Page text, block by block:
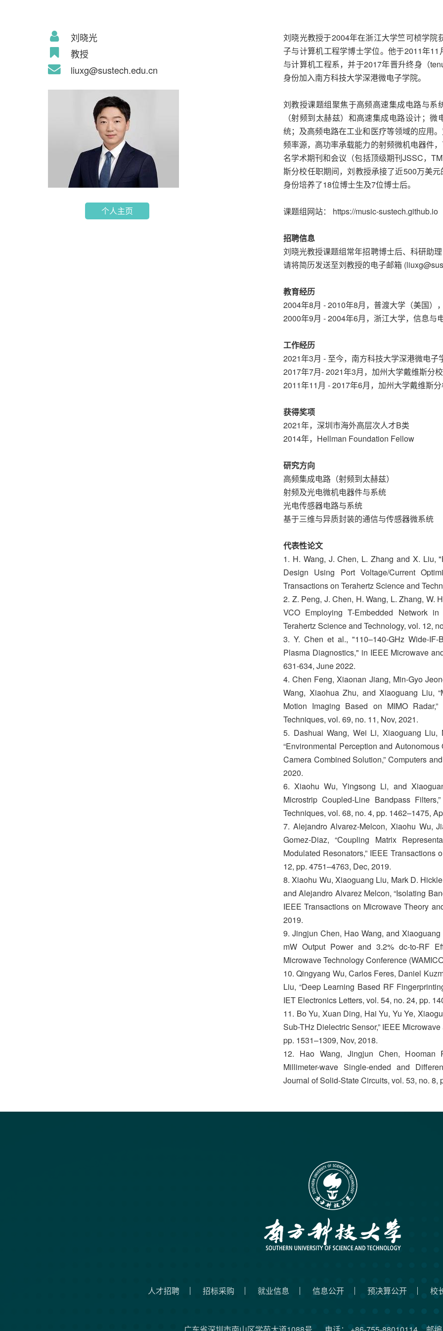
刘晓光
教授
liuxg@sustech.edu.cn
个人主页
刘晓光教授于2004年在浙江大学竺可桢学
子与计算机工程学博士学位。他于2011年
与计算机工程系，并于2017年晋升终身（
身份加入南方科技大学深港微电子学院。
刘教授课题组聚焦于高频高速集成电路与
（射频到太赫兹）和高速集成电路设计；
统；及高频电路在工业和医疗等领域的应用
频率源，高功率承载能力的射频微机电器件
名学术期刊和会议（包括顶级期刊JSSC，
斯分校任职期间，刘教授承接了近500万美
身份培养了18位博士生及7位博士后。
课题组网站： https://music-sustech.github.io
招聘信息
刘晓光教授课题组常年招聘博士后、科研助
请将简历发送至刘教授的电子邮箱
教育经历
2004年8月 - 2010年8月，普渡大学（美国）
2000年9月 - 2004年6月，浙江大学，信息与
工作经历
2021年3月 - 至今，南方科技大学深港微电子
2017年7月- 2021年3月，加州大学戴维斯分
2011年11月 - 2017年6月，加州大学戴维斯
获得奖项
2021年，深圳市海外高层次人才B类
2014年，Hellman Foundation Fellow
研究方向
高频集成电路（射频到太赫兹）
射频及光电微机电器件与系统
光电传感器电路与系统
基于三维与异质封装的通信与传感器微系统
代表性论文
1. H. Wang, J. Chen, L. Zhang and X. Liu,
Design Using Port Voltage/Current
Transactions on Terahertz Science and
2. Z. Peng, J. Chen, H. Wang, L. Zhang, W.
VCO Employing T-Embedded Network
Terahertz Science and Technology, vol. 12,
3. Y. Chen et al., "110–140-GHz Wide-
Plasma Diagnostics," in IEEE Microwave
631-634, June 2022.
4. Chen Feng, Xiaonan Jiang, Min-Gyo
Wang, Xiaohua Zhu, and Xiaoguang Liu,
Motion Imaging Based on MIMO
Techniques, vol. 69, no. 11, Nov, 2021.
5. Dashuai Wang, Wei Li, Xiaoguang
“Environmental Perception and
Camera Combined Solution,” Computers
2020.
6. Xiaohu Wu, Yingsong Li, and
Microstrip Coupled-Line Bandpass
Techniques, vol. 68, no. 4, pp. 1462–1475,
7. Alejandro Alvarez-Melcon, Xiaohu Wu,
Gomez-Diaz, “Coupling Matrix
Modulated Resonators,” IEEE
12, pp. 4751–4763, Dec, 2019.
8. Xiaohu Wu, Xiaoguang Liu, Mark D.
and Alejandro Alvarez Melcon, “Isolating
IEEE Transactions on Microwave Theory
2019.
9. Jingjun Chen, Hao Wang, and
mW Output Power and 3.2% dc-to-RF
Microwave Technology Conference
10. Qingyang Wu, Carlos Feres, Daniel
Liu, “Deep Learning Based RF
IET Electronics Letters, vol. 54, no. 24, pp.
11. Bo Yu, Xuan Ding, Hai Yu, Yu Ye,
Sub-THz Dielectric Sensor,” IEEE
pp. 1531–1309, Nov, 2018.
12. Hao Wang, Jingjun Chen, Hooman
Millimeter-wave Single-ended and
Journal of Solid-State Circuits, vol. 53, no. 8,
人才招聘 招标采购 就业信息 信息公开 预决算公开 校